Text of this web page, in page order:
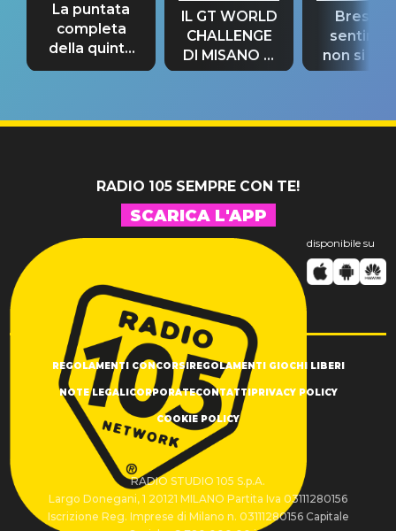
La puntata
completa
della quinta
tappa
IL GT WORLD
CHALLENGE
DI MISANO si
riconferma
Bresh:
non si
fino alla
RADIO 105 SEMPRE CON TE!
SCARICA L'APP
disponibile su
REGOLAMENTI CONCORSI REGOLAMENTI GIOCHI LIBERI
NOTE LEGALI CORPORATECONTATTI PRIVACY POLICY
COOKIE POLICY
RADIO STUDIO 105 S.p.A.
Largo Donegani, 1 20121 MILANO Partita Iva 03111280156
Iscrizione Reg. Imprese di Milano n. 03111280156 Capitale